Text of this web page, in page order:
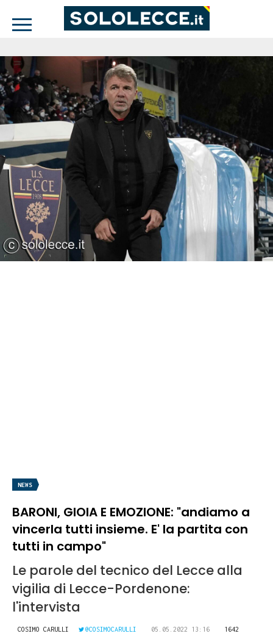
NEWS
BARONI, GIOIA E EMOZIONE: "andiamo a
vincerla tutti insieme. E' la partita con
tutti in campo"
Le parole del tecnico del Lecce alla
vigilia di Lecce-Pordenone:
l'intervista
COSIMO CARULLI @COSIMOCARULLI 05.05.2022 13:16
1642